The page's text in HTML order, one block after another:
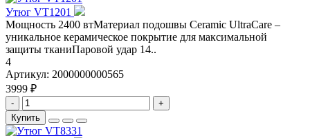
Утюг VT1201
Мощность 2400 втМатериал подошвы Ceramic UltraCare –
уникальное керамическое покрытие для максимальной
защиты тканиПаровой удар 14..
4
Артикул: 2000000000565
3999 ₽
-
+
Купить